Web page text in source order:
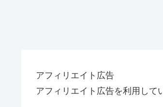
アフィリエイト広告
アフィリエイト広告を利用して